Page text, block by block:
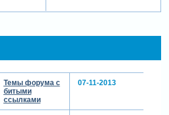
Темы форума с
битыми
ссылками
07-11-2013